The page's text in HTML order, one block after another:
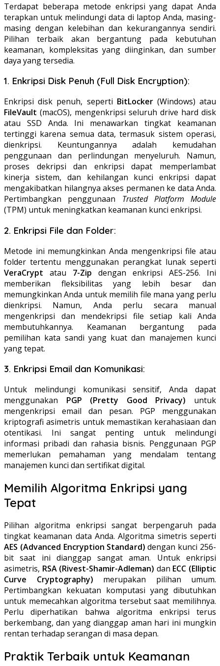
Terdapat beberapa metode enkripsi yang dapat Anda
terapkan untuk melindungi data di laptop Anda, masing-
masing dengan kelebihan dan kekurangannya sendiri.
Pilihan terbaik akan bergantung pada kebutuhan
keamanan, kompleksitas yang diinginkan, dan sumber
daya yang tersedia.
1. Enkripsi Disk Penuh (Full Disk Encryption):
Enkripsi disk penuh, seperti BitLocker(Windows) atau
FileVault (macOS), mengenkripsi seluruh drive hard disk
atau SSD Anda. Ini menawarkan tingkat keamanan
tertinggi karena semua data, termasuk sistem operasi,
dienkripsi. Keuntungannya adalah kemudahan
penggunaan dan perlindungan menyeluruh. Namun,
proses dekripsi dan enkripsi dapat memperlambat
kinerja sistem, dan kehilangan kunci enkripsi dapat
mengakibatkan hilangnya akses permanen ke data Anda.
Pertimbangkan penggunaan Trusted Platform Module
(TPM) untuk meningkatkan keamanan kunci enkripsi.
2. Enkripsi File dan Folder:
Metode ini memungkinkan Anda mengenkripsi file atau
folder tertentu menggunakan perangkat lunak seperti
VeraCrypt atau 7-Zip dengan enkripsi AES-256. Ini
memberikan fleksibilitas yang lebih besar dan
memungkinkan Anda untuk memilih file mana yang perlu
dienkripsi. Namun, Anda perlu secara manual
mengenkripsi dan mendekripsi file setiap kali Anda
membutuhkannya. Keamanan bergantung pada
pemilihan kata sandi yang kuat dan manajemen kunci
yang tepat.
3. Enkripsi Email dan Komunikasi:
Untuk melindungi komunikasi sensitif, Anda dapat
menggunakan PGP (Pretty Good Privacy) untuk
mengenkripsi email dan pesan. PGP menggunakan
kriptografi asimetris untuk memastikan kerahasiaan dan
otentikasi. Ini sangat penting untuk melindungi
informasi pribadi dan rahasia bisnis. Penggunaan PGP
memerlukan pemahaman yang mendalam tentang
manajemen kunci dan sertifikat digital.
Memilih Algoritma Enkripsi yang
Tepat
Pilihan algoritma enkripsi sangat berpengaruh pada
tingkat keamanan data Anda. Algoritma simetris seperti
AES (Advanced Encryption Standard) dengan kunci 256-
bit saat ini dianggap sangat aman. Untuk enkripsi
asimetris, RSA (Rivest-Shamir-Adleman) dan ECC (Elliptic
Curve Cryptography) merupakan pilihan umum.
Pertimbangkan kekuatan komputasi yang dibutuhkan
untuk memecahkan algoritma tersebut saat memilihnya.
Perlu diperhatikan bahwa algoritma enkripsi terus
berkembang, dan yang dianggap aman hari ini mungkin
rentan terhadap serangan di masa depan.
Praktik Terbaik untuk Keamanan